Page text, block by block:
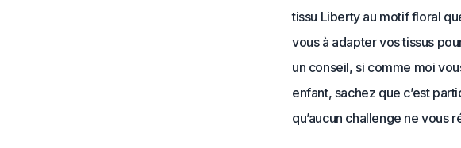
tissu Liberty au motif floral
vous à adapter vos tissus
un conseil, si comme moi
enfant, sachez que c’est
qu’aucun challenge ne vous